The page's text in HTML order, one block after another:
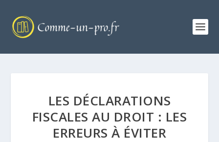
LES DÉCLARATIONS
FISCALES AU DROIT : LES
ERREURS À ÉVITER